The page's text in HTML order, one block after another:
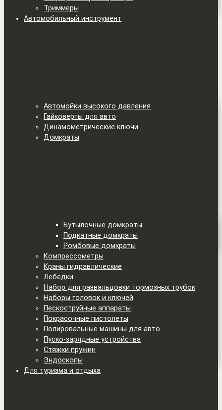
Триммеры
Автомобильный инструмент
Автомойки высокого давления
Гайковерты для авто
Динамометрические ключи
Домкраты
Бутылочные домкраты
Подкатные домкраты
Ромбовые домкраты
Компрессометры
Краны гидравлические
Лебедки
Набор для развальцовки тормозных трубок
Наборы головок и ключей
Пескоструйные аппараты
Покрасочные пистолеты
Полировальные машины для авто
Пуско-зарядные устройства
Стяжки пружин
Эндоскопы
Для туризма и отдыха